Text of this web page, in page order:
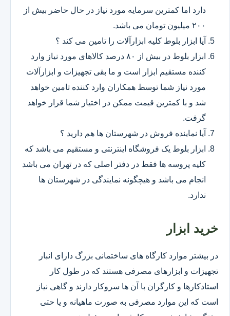
دارد اما کمترین سرمایه مورد نیاز در حال حاضر بیش از
۲۰۰ میلیون تومان می باشد.
آیا ابزار بلوط کلیه ابزارآلات را تامین می کند ؟
ابزار بلوط در بیش از ۸۰ درصد کالاهای مورد نیاز وارد
کننده مستقیم ابزار است و ما بقی تجهیزات و ابزارآلات
مورد نیاز شما توسط همکاران وارد کننده تامین خواهد
شد و با کمترین قیمت ممکن در اختیار شما قرار خواهد
گرفت.
آیا نماینده فروش در شهرستان ها هم دارید ؟
ابزار بلوط یک فروشگاه اینترنتی و مستقیم می باشد که
کلیه پروسه ها فقط در دفتر اصلی که در تهران می باشد
انجام می باشد و هیچگونه نمایندگی در شهرستان ها
ندارد.
خرید ابزار
در بیشتر موارد کارگاه های ساختمانی بزرگ دارای انبار
تجهیزات و ابزارهای مصرفی هستند که در طول کار
استادکارها و کارگران با آن ها سروکار دارند و گاهی نیاز
است که این موارد مصرفی به صورت ماهیانه و یا حتی